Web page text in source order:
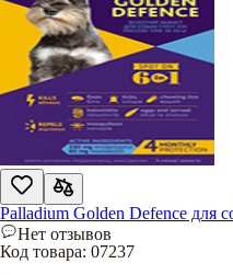
Palladium Golden Defence для
Нет отзывов
Код товара: 07237